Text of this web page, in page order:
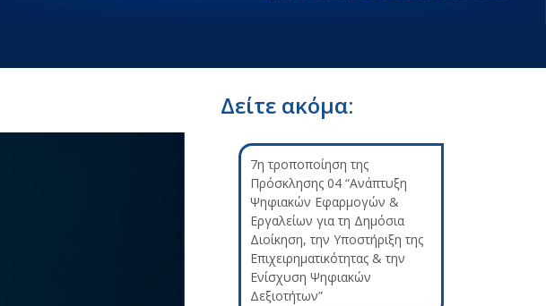
Δείτε ακόμα:
7η τροποποίηση της
Πρόσκλησης 04 “Ανάπτυξη
Ψηφιακών Εφαρμογών &
Εργαλείων για τη Δημόσια
Διοίκηση, την Υποστήριξη της
Επιχειρηματικότητας & την
Ενίσχυση Ψηφιακών
Δεξιοτήτων”